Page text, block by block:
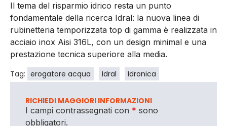
Il tema del risparmio idrico resta un punto
fondamentale della ricerca Idral: la nuova linea di
rubinetteria temporizzata top di gamma è realizzata in
acciaio inox Aisi 316L, con un design minimal e una
prestazione tecnica superiore alla media.
Tag: erogatore acqua Idral Idronica
RICHIEDI MAGGIORI INFORMAZIONI
I campi contrassegnati con * sono
obbligatori.